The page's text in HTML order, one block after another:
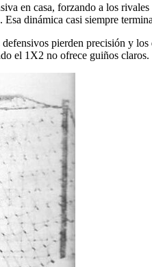
en casa, forzando a los rivales
dinámica casi siempre
pierden precisión y
el 1X2 no ofrece guiños claros.